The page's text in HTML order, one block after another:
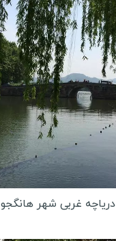
دریاچه غربی شهر هانگجو